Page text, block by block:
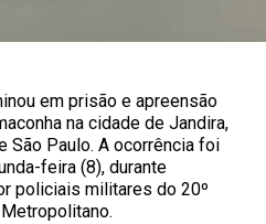
em prisão e apreensão
na cidade de Jandira,
São Paulo. A ocorrência foi
feira (8), durante
policiais militares do 20º